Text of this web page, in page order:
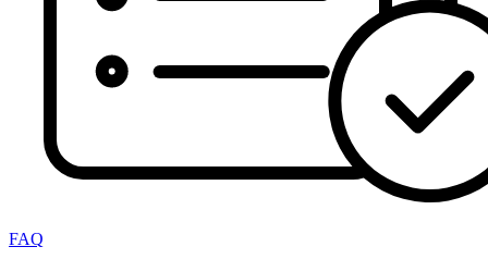
FAQ